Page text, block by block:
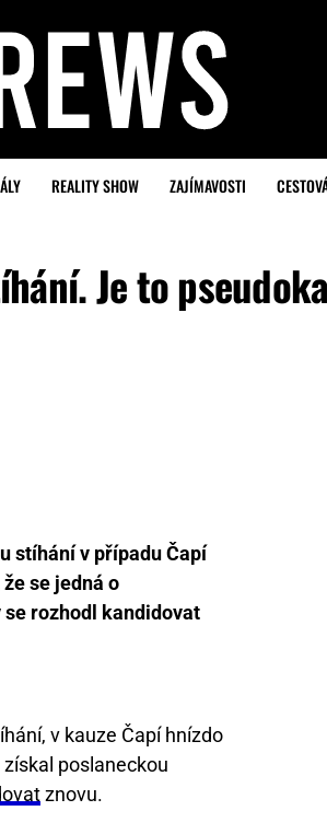
REALITY SHOW ZAJÍMAVOSTI
Je to
stíhání v případu Čapí
se jedná o
se rozhodl kandidovat
v kauze Čapí hnízdo
poslaneckou
znovu.